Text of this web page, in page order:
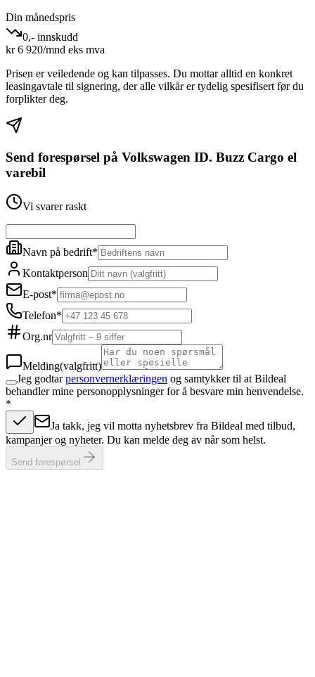
Din månedspris
0,- innskudd
kr6 920/mnd eks mva
Prisen er veiledende og kan tilpasses. Du mottar alltid en konkret
leasingavtale til signering, der alle vilkår er tydelig spesifisert før du
forplikter deg.
Send forespørsel på Volkswagen ID. Buzz Cargo el
varebil
Vi svarer raskt
Navn på bedrift*
Kontaktperson
E-post*
Telefon*
Org.nr
Melding(valgfritt)
Jeg godtar personvernerklæringen og samtykker til at Bildeal
behandler mine personopplysninger for å besvare min henvendelse.
*
Ja takk, jeg vil motta nyhetsbrev fra Bildeal med tilbud,
kampanjer og nyheter. Du kan melde deg av når som helst.
Send forespørsel